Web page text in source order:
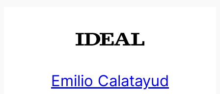
Emilio Calatayud